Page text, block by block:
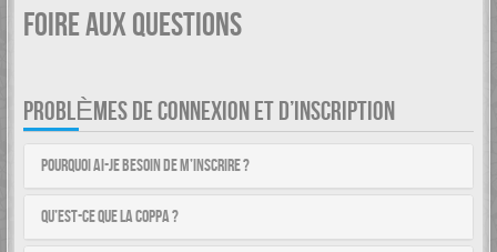
Foire aux questions
PROBLÈMES DE CONNEXION ET D’INSCRIPTION
Pourquoi ai-je besoin de m’inscrire ?
Qu’est-ce que la COPPA ?